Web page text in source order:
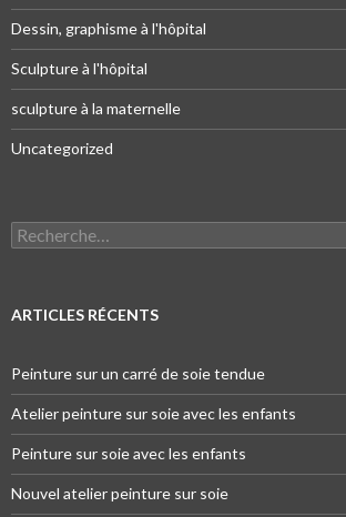
Dessin, graphisme à l'hôpital
Sculpture à l'hôpital
sculpture à la maternelle
Uncategorized
Recherche pour :
ARTICLES RÉCENTS
Peinture sur un carré de soie tendue
Atelier peinture sur soie avec les enfants
Peinture sur soie avec les enfants
Nouvel atelier peinture sur soie